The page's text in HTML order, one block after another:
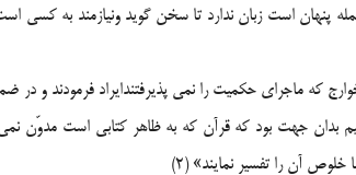
است زبان ندارد تا سخن گوید ونیازمند به کسی
که ماجرای حکمیت را نمی پذیرفتندایراد فرمودند و
بدان جهت بود که قرآن که به ظاهر کتابی است مدوّن
آن را تفسیر نمایند» (2)